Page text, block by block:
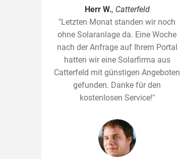
Herr W., Catterfeld
"Letzten Monat standen wir noch
ohne Solaranlage da. Eine Woche
nach der Anfrage auf Ihrem Portal
hatten wir eine Solarfirma aus
Catterfeld mit günstigen Angeboten
gefunden. Danke für den
kostenlosen Service!"